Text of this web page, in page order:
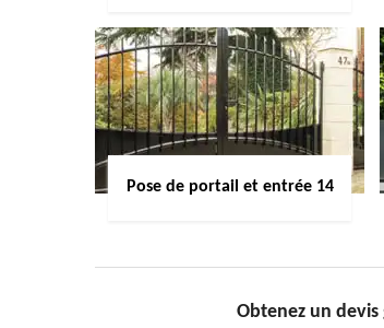
Pose de portail et entrée 14
Obtenez un